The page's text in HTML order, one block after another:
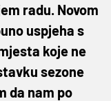
radu. Novom
uspjeha s
koje ne
sezone
da nam po